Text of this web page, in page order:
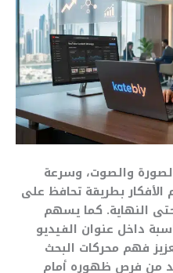
والصوت، وسرعة
الأفكار بطريقة تحافظ على
النهاية. كما يسهم
داخل عنوان الفيديو
فهم محركات البحث
من فرص ظهوره أمام